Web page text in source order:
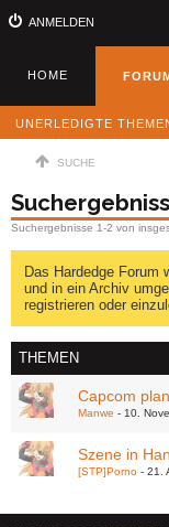
ANMELDEN
HOME
UNERLEDIGTE
SUCHE
Suchergebnisse 1-2 von
Das Hardedge Forum
und in ein Archiv
registrieren oder
THEMEN
Capcom
Manwe 10.
Szene in
[STP]Porno 21.